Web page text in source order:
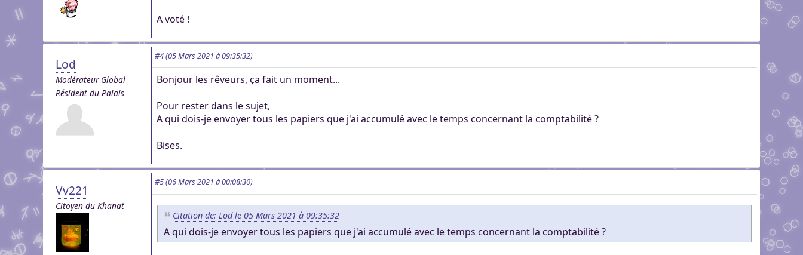
A voté !
Lod
Modérateur Global
Résident du Palais
#4(05 Mars 2021 à 09:35:32)
Bonjour les rêveurs, ça fait un moment...
Pour rester dans le sujet,
A qui dois-je envoyer tous les papiers que j'ai accumulé avec le temps concernant la comptabilité ?
Bises.
Vv221
Citoyen du Khanat
#5(06 Mars 2021 à 00:08:30)
Citation de: Lod le 05 Mars 2021 à 09:35:32
A qui dois-je envoyer tous les papiers que j'ai accumulé avec le temps concernant la comptabilité ?